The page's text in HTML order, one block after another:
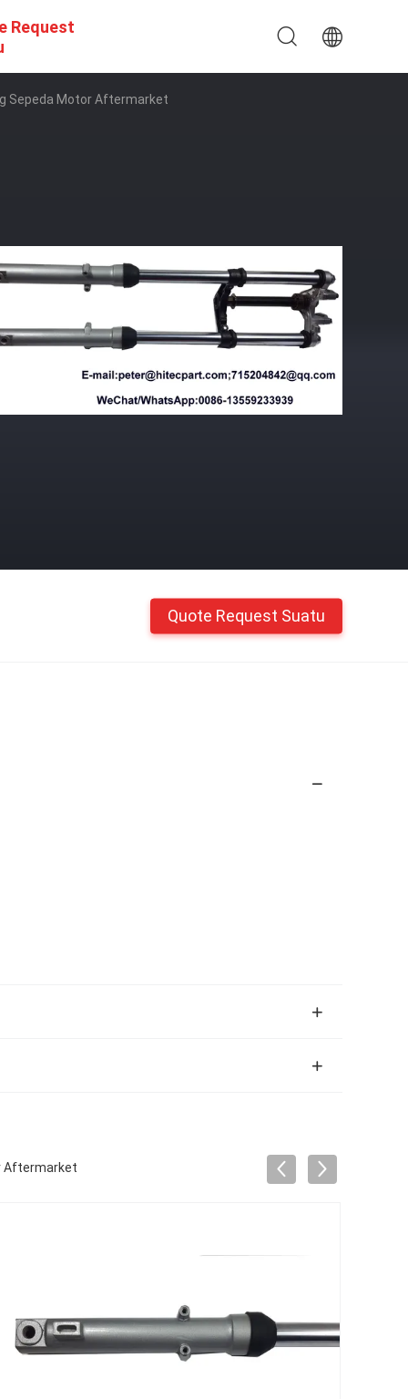
Request
Sepeda Motor Aftermarket
Quote Request Suatu
Aftermarket